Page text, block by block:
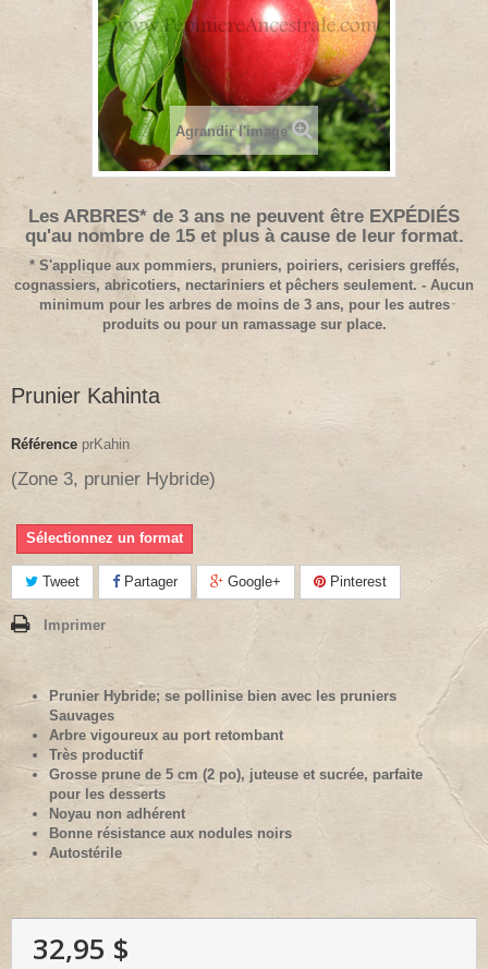
Agrandir l'image
Les ARBRES* de 3 ans ne peuvent être EXPÉDIÉS
qu'au nombre de 15 et plus à cause de leur format.
* S'applique aux pommiers, pruniers, poiriers, cerisiers greffés,
cognassiers, abricotiers, nectariniers et pêchers seulement. - Aucun
minimum pour les arbres de moins de 3 ans, pour les autres
produits ou pour un ramassage sur place.
Prunier Kahinta
Référence prKahin
(Zone 3, prunier Hybride)
Sélectionnez un format
Tweet Partager Google+ Pinterest
Imprimer
Prunier Hybride; se pollinise bien avec les pruniers
Sauvages
Arbre vigoureux au port retombant
Très productif
Grosse prune de 5 cm (2 po), juteuse et sucrée, parfaite
pour les desserts
Noyau non adhérent
Bonne résistance aux nodules noirs
Autostérile
32,95 $